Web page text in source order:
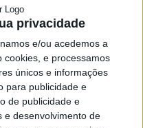
privacidade
e/ou acedemos a
cookies, e processamos
únicos e informações
para publicidade e
de publicidade e
e desenvolvimento de
concerto de natal
Folclórico de
Calor Encantado”
pela internet.
na Estação Diária – 96.8